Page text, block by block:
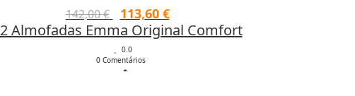
142,00€
O
preço
original
era:
113,60 €
preço
2 Almofadas Emma Original Comfort
0.0
0 Comentários